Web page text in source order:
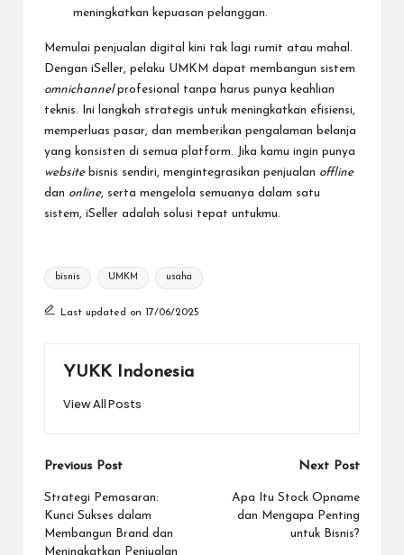
meningkatkan kepuasan pelanggan.
Memulai penjualan digital kini tak lagi rumit atau mahal.
Dengan iSeller, pelaku UMKM dapat membangun sistem
omnichannelprofesional tanpa harus punya keahlian
teknis. Ini langkah strategis untuk meningkatkan efisiensi,
memperluas pasar, dan memberikan pengalaman belanja
yang konsisten di semua platform. Jika kamu ingin punya
website bisnis sendiri, mengintegrasikan penjualan offline
dan online, serta mengelola semuanya dalam satu
sistem, iSeller adalah solusi tepat untukmu.
Tags:
bisnis UMKM usaha
Last updated on 17/06/2025
YUKK Indonesia
View All Posts
Post
navigation
Previous Post
Strategi Pemasaran:
Kunci Sukses dalam
Membangun Brand dan
Meningkatkan Penjualan
Next Post
Apa Itu Stock Opname
dan Mengapa Penting
untuk Bisnis?